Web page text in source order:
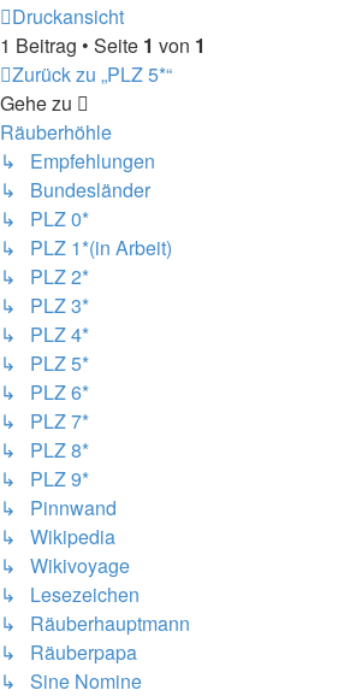
Druckansicht
1 Beitrag • Seite 1 von 1
Zurück zu „PLZ 5*“
Gehe zu
Räuberhöhle
↳ Empfehlungen
↳ Bundesländer
↳ PLZ 0*
↳ PLZ 1*(in Arbeit)
↳ PLZ 2*
↳ PLZ 3*
↳ PLZ 4*
↳ PLZ 5*
↳ PLZ 6*
↳ PLZ 7*
↳ PLZ 8*
↳ PLZ 9*
↳ Pinnwand
↳ Wikipedia
↳ Wikivoyage
↳ Lesezeichen
↳ Räuberhauptmann
↳ Räuberpapa
↳ Sine Nomine